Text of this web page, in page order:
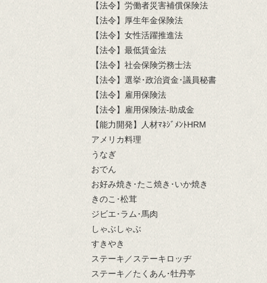
【法令】労働者災害補償保険法
【法令】厚生年金保険法
【法令】女性活躍推進法
【法令】最低賃金法
【法令】社会保険労務士法
【法令】選挙･政治資金･議員秘書
【法令】雇用保険法
【法令】雇用保険法-助成金
【能力開発】人材ﾏﾈｼﾞﾒﾝﾄHRM
アメリカ料理
うなぎ
おでん
お好み焼き･たこ焼き･いか焼き
きのこ･松茸
ジビエ･ラム･馬肉
しゃぶしゃぶ
すきやき
ステーキ／ステーキロッヂ
ステーキ／たくあん･牡丹亭